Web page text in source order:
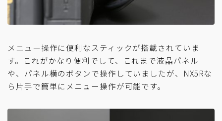
メニュー操作に便利なスティックが搭載されていま
す。これがかなり便利でして、これまで液晶パネル
や、パネル横のボタンで操作していましたが、NX5Rな
ら片手で簡単にメニュー操作が可能です。